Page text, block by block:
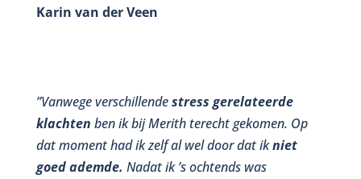
Karin van der Veen
”Vanwege verschillendestress gerelateerde
klachten ben ik bij Merith terecht gekomen. Op
dat moment had ik zelf al wel door dat ikniet
goed ademde. Nadat ik ’s ochtends was